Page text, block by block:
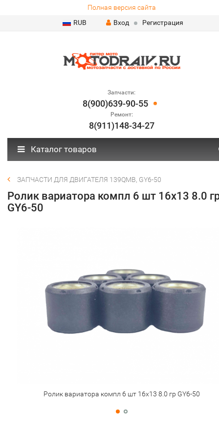
Полная версия сайта
RUB
Вход Регистрация
Запчасти:
8(900)639-90-55
Ремонт:
8(911)148-34-27
Каталог товаров
ЗАПЧАСТИ ДЛЯ ДВИГАТЕЛЯ 139QMB, GY6-50
Ролик вариатора компл 6 шт 16х13 8.0
GY6-50
Ролик вариатора компл 6 шт 16х13 8.0 гр GY6-50